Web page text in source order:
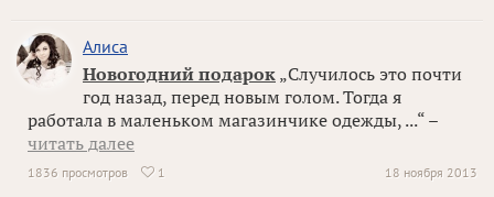
Алиса
Новогодний подарок „Случилось это почти
год назад, перед новым голом. Тогда я
работала в маленьком магазинчике одежды, ...“ –
читать далее
18 ноября 2013
1836 просмотров  1